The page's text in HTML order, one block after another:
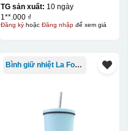
TG sản xuất: 10 ngày
1**.000 ₫
Đăng kýhoặc Đăng nhậpđể xem giá
Bình giữ nhiệt La Fonte